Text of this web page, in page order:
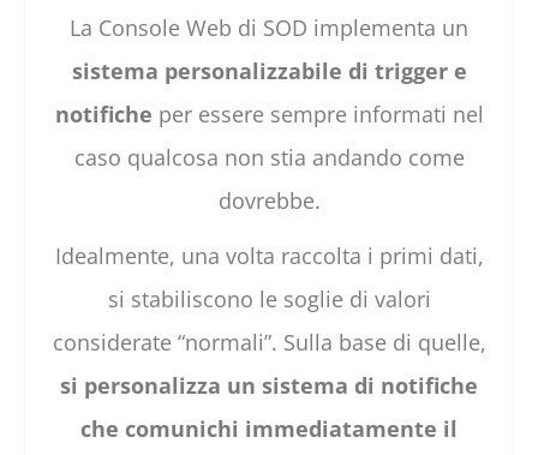
La Console Web di SOD implementa un
sistema personalizzabile di trigger e
notifiche per essere sempre informati nel
caso qualcosa non stia andando come
dovrebbe.
Idealmente, una volta raccolta i primi dati,
si stabiliscono le soglie di valori
considerate “normali”. Sulla base di quelle,
si personalizza un sistema di notifiche
che comunichi immediatamente il